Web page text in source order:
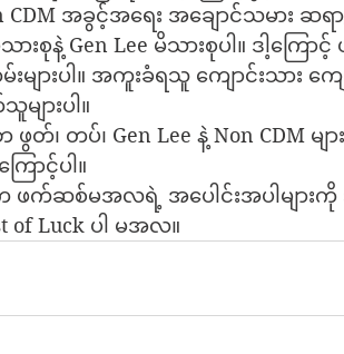
အခွင့်အရေး အချောင်သမား ဆရာ/
စုနဲ့ Gen Lee မိသားစုပါ။ ဒါ့ကြော
ျားပါ။ အကူးခံရသူ ကျောင်းသား
ျားပါ။
တ်၊ တပ်၊ Gen Lee နဲ့ Non CDM
ာင့်ပါ။
က်ဆစ်မအလရဲ့ အပေါင်းအပါများကို
of Luck ပါ မအလ။